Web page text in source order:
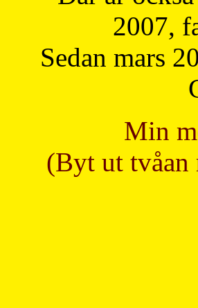
2007,
Sedan mars
Min
(Byt ut tvåan